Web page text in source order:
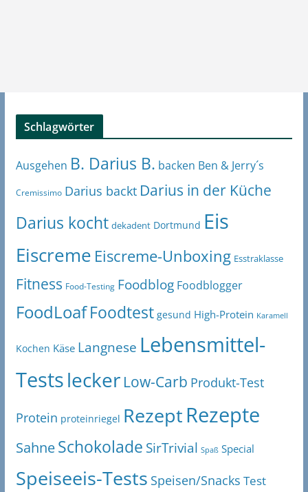
Schlagwörter
Ausgehen B. Darius B. backen Ben & Jerry´s
Cremissimo Darius backt Darius in der Küche
Darius kocht dekadent Dortmund Eis
Eiscreme Eiscreme-Unboxing Esstraklasse
Fitness Food-Testing Foodblog Foodblogger
FoodLoaf Foodtest gesund High-Protein Karamell
Kochen Käse Langnese Lebensmittel-
Testslecker Low-Carb Produkt-Test
Protein proteinriegel RezeptRezepte
SahneSchokolade SirTrivial Spaß Special
Speiseeis-Tests Speisen/Snacks Test